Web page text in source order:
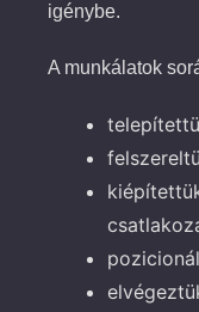
igénybe.
A munkálatok